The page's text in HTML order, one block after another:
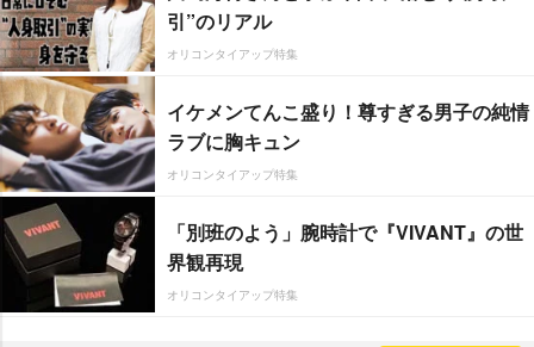
引”のリアル
オリコンタイアップ特集
イケメンてんこ盛り！尊すぎる男子の純情
ラブに胸キュン
オリコンタイアップ特集
「別班のよう」腕時計で『VIVANT』の世
界観再現
オリコンタイアップ特集